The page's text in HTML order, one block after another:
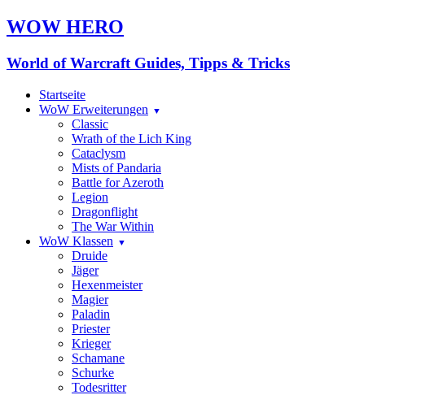
WOW HERO
World of Warcraft Guides, Tipps & Tricks
Startseite
WoW Erweiterungen
Classic
Wrath of the Lich King
Cataclysm
Mists of Pandaria
Battle for Azeroth
Legion
Dragonflight
The War Within
WoW Klassen
Druide
Jäger
Hexenmeister
Magier
Paladin
Priester
Krieger
Schamane
Schurke
Todesritter